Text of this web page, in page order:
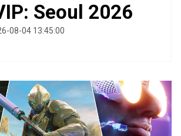
Seoul 2026
08-04 13:45:00